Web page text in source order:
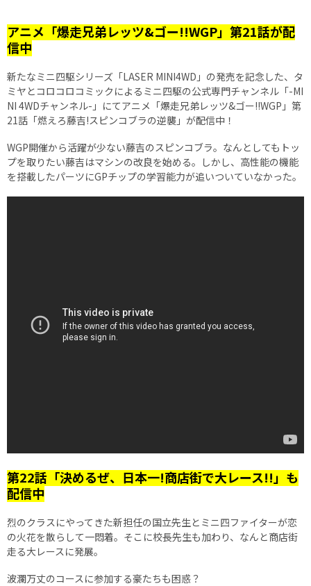
アニメ「爆走兄弟レッツ&ゴー!!WGP」第21話が配
信中
新たなミニ四駆シリーズ「LASER MINI4WD」の発売を記念した、タ
ミヤとコロコロコミックによるミニ四駆の公式専門チャンネル「-MI
NI 4WDチャンネル-」にてアニメ「爆走兄弟レッツ&ゴー!!WGP」第
21話「燃えろ藤吉!スピンコブラの逆襲」が配信中！
WGP開催から活躍が少ない藤吉のスピンコブラ。なんとしてもトッ
プを取りたい藤吉はマシンの改良を始める。しかし、高性能の機能
を搭載したパーツにGPチップの学習能力が追いついていなかった。
第22話「決めるぜ、日本一!商店街で大レース!!」も
配信中
烈のクラスにやってきた新担任の国立先生とミニ四ファイターが恋
の火花を散らして一悶着。そこに校長先生も加わり、なんと商店街
走る大レースに発展。
波瀾万丈のコースに参加する豪たちも困惑？